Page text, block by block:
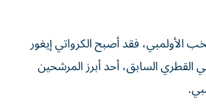
الأولمبي، فقد أصبح الكرواتي إيغور
القطري السابق، أحد أبرز المرشحين